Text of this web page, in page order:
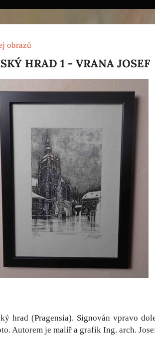
obrazů
HRAD 1 - VRANA JOSEF
hrad (Pragensia). Signován vpravo
Autorem je malíř a grafik Ing. arch.